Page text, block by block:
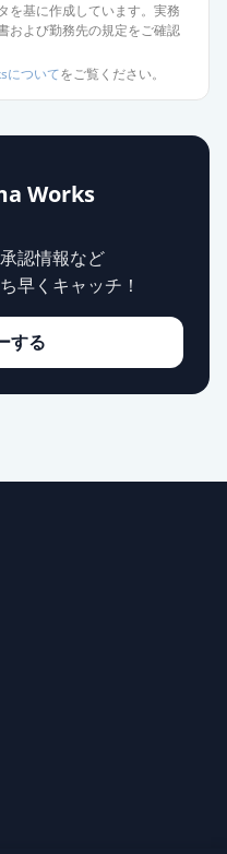
を基に作成しています。実務
および勤務先の規定をご確認
についてをご覧ください。
Works
認情報など
早くキャッチ！
する